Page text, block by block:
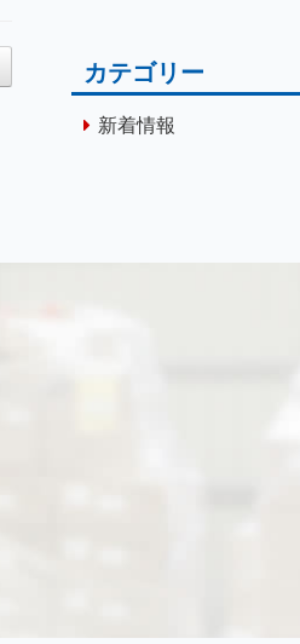
カテゴリー
新着情報